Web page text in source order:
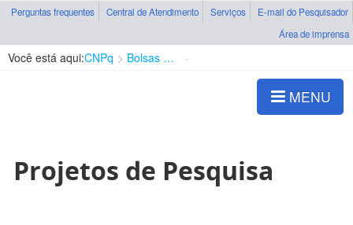
Perguntas frequentes Central de Atendimento Serviços
E-mail do Pesquisador
Área de imprensa
Você está aqui:CNPq Bolsas e Auxílios Vigentes
MENU
Projetos de Pesquisa